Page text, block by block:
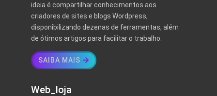
ideia é compartilhar conhecimentos aos
criadores de sites e blogs Wordpress,
disponibilizando dezenas de ferramentas, além
de ótimos artigos para facilitar o trabalho.
SAIBA MAIS
Web_loja